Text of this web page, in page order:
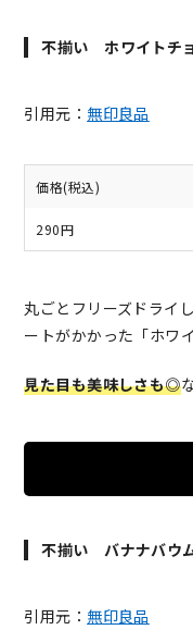
不揃い ホワイトチ
引用元： 無印良品
価格(税込)
290円
丸ごとフリーズドライ
ートがかかった「ホワ
見た目も美味しさも◎
不揃い バナナバウ
引用元： 無印良品